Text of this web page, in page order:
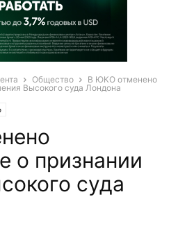
Общество
В ЮКО отменено
Высокого суда Лондона
о признании
суда